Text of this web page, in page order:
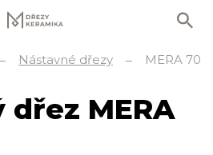
Nástavné dřezy MERA 70
dřez MERA